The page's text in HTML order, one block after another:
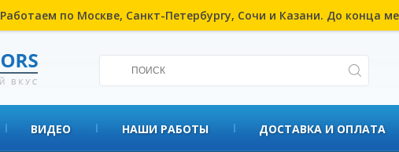
Работаем по Москве, Санкт-Петербургу, Сочи и Казани. До конца
ВИДЕО НАШИ РАБОТЫ ДОСТАВКА И ОПЛАТА